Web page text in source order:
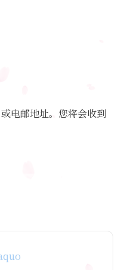
电邮地址。您将会收到
可以帮你的吗？